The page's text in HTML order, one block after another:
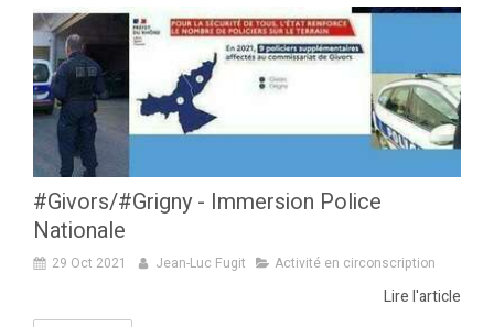
#Givors/#Grigny - Immersion Police
Nationale
29 Oct 2021 Jean-Luc Fugit Activité en circonscription
Lire l'article